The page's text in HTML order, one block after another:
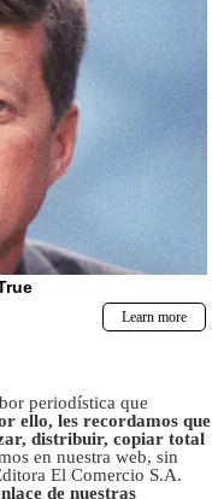
periodística que
ello, les recordamos que
distribuir, copiar total
en nuestra web, sin
El Comercio S.A.
de nuestras